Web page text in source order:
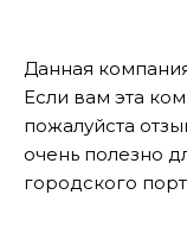
Данная
Если вам эта
пожалуйста
очень полезно
городского